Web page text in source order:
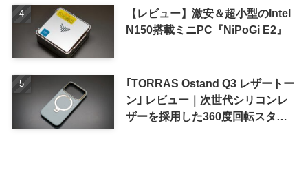
【レビュー】激安＆超小型のIntel
N150搭載ミニPC『NiPoGi E2』
｢TORRAS Ostand Q3 レザートー
ン｣ レビュー｜次世代シリコンレ
ザーを採用した360度回転スタン